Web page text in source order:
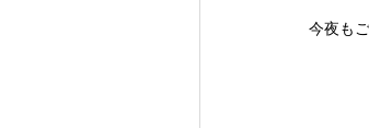
今夜も